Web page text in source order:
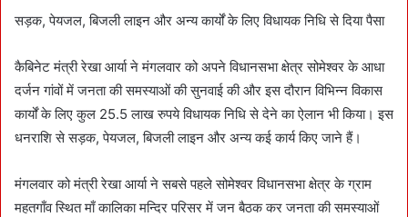
सड़क, पेयजल, बिजली लाइन और अन्य कार्यों के लिए विधायक नि​धि से दिया पैसा
कैबिनेट मंत्री रेखा आर्या ने मंगलवार को अपने विधानसभा क्षेत्र सोमेश्वर के आधा
दर्जन गांवों में जनता की समस्याओं की सुनवाई की और इस दौरान वि​भिन्न विकास
कार्यों के लिए कुल 25.5 लाख रुपये विधायक निधि से देने का ऐलान भी किया। इस
धनरा​शि से सड़क, पेयजल, बिजली लाइन और अन्य कई कार्य किए जाने हैं।
मंगलवार को मंत्री रेखा आर्या ने सबसे पहले सोमेश्वर विधानसभा क्षेत्र के ग्राम
महतगाँव स्थित माँ कालिका मन्दिर परिसर में जन बैठक कर जनता की समस्याओं